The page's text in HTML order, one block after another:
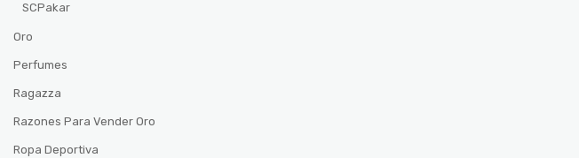
SCPakar
Oro
Perfumes
Ragazza
Razones Para Vender Oro
Ropa Deportiva